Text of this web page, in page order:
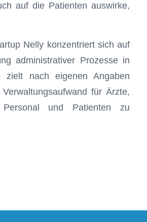
auf die Patienten auswirke,
Nelly konzentriert sich auf
administrativer Prozesse in
zielt nach eigenen Angaben
für Ärzte,
Personal und Patienten zu